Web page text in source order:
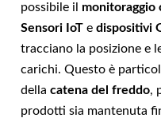
possibile il monitoraggio
Sensori IoT e dispositivi
tracciano la posizione e
carichi. Questo è
della catena del freddo,
prodotti sia mantenuta